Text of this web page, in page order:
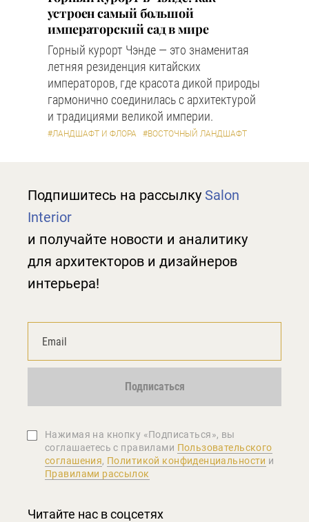
устроен самый большой
императорский сад в мире
Горный курорт Чэнде — это знаменитая
летняя резиденция китайских
императоров, где красота дикой природы
гармонично соединилась с архитектурой
и традициями великой империи.
#ЛАНДШАФТ И ФЛОРА #ВОСТОЧНЫЙ ЛАНДШАФТ
Подпишитесь на рассылку Salon
Interior
и получайте новости и аналитику
для архитекторов и дизайнеров
интерьера!
Подписаться
Нажимая на кнопку «Подписаться», вы
соглашаетеcь с правилами Пользовательского
соглашения, Политикой конфиденциальности и
Правилами рассылок
Читайте нас в соцсетях